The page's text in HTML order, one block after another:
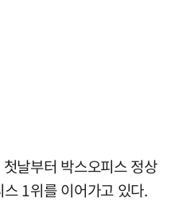
날부터 박스오피스 정상
1위를 이어가고 있다.